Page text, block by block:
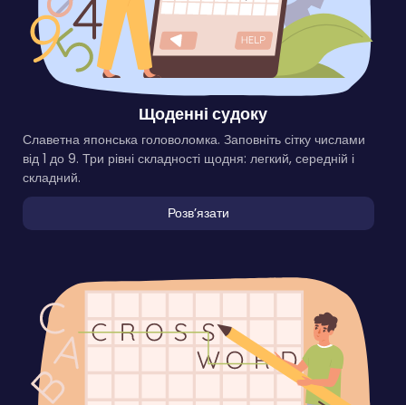
Щоденні судоку
Славетна японська головоломка. Заповніть сітку числами
від 1 до 9. Три рівні складності щодня: легкий, середній і
складний.
Розвʼязати